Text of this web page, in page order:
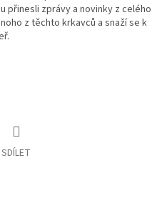
přinesli zprávy a novinky z celého
z těchto krkavců a snaží se k
SDÍLET